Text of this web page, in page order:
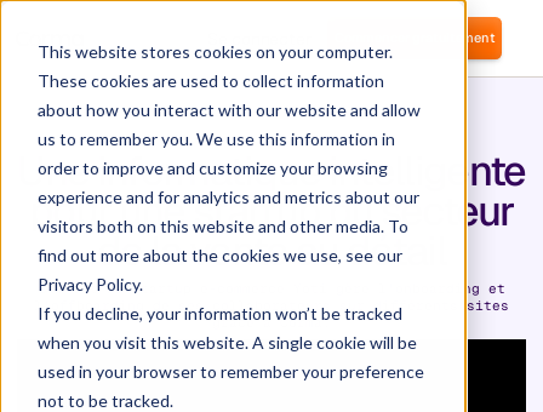
This website stores cookies on your computer.
These cookies are used to collect information
about how you interact with our website and allow
us to remember you. We use this information in
order to improve and customize your browsing
experience and for analytics and metrics about our
visitors both on this website and other media. To
find out more about the cookies we use, see our
Privacy Policy.
If you decline, your information won’t be tracked
when you visit this website. A single cookie will be
used in your browser to remember your preference
not to be tracked.
Commencer gratuitement
Une informatique intelligente
pour une startup du secteur
de la vente au détail
Comment la startup e-commerce Yoti gère l'onboarding et
l'offboarding de ses collaborateurs sur différents sites
grâce à Corma.